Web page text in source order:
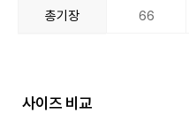
총기장 66
사이즈 비교